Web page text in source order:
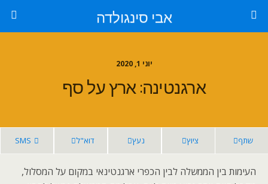
אבי סינגולדה
יוני 1, 2020
ארגנטינה: ארץ על סף
שתף ציוץ נעץ דוא"ל SMS
העימות בין הממשלה לבין הכפרי ארגנטינאי במקום על המסלול,